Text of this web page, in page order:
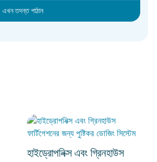
এখন তদন্ত পাঠান
হাইড্রোপনিক্স এবং গ্রিনহাউস